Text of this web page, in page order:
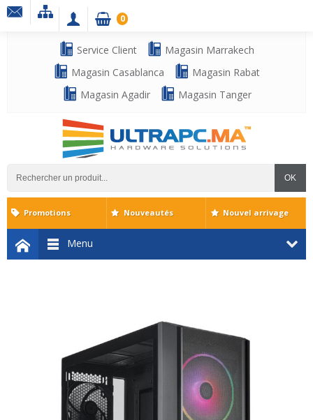
Service Client
Magasin Marrakech
Magasin Casablanca
Magasin Rabat
Magasin Agadir
Magasin Tanger
OK
0
Menu
Promotions Nouveautés Nouvel arrivage